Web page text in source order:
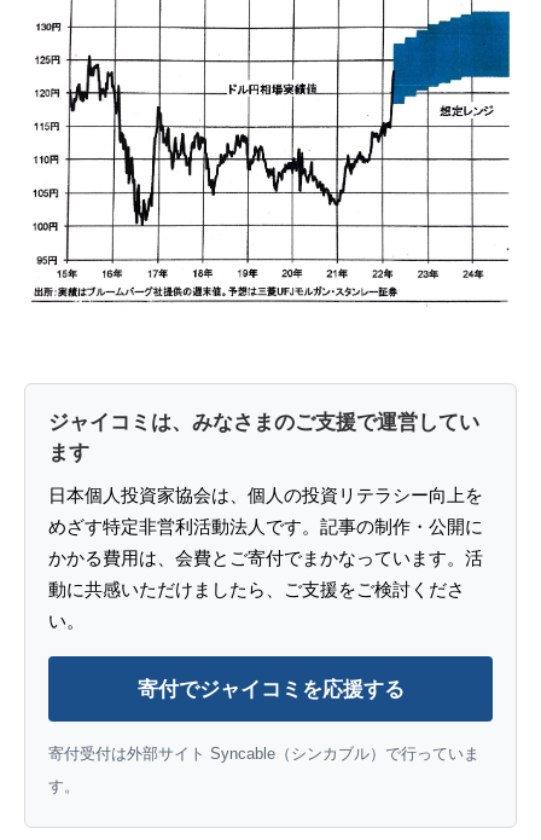
ジャイコミは、みなさまのご支援で運営してい
ます
日本個人投資家協会は、個人の投資リテラシー向上を
めざす特定非営利活動法人です。記事の制作・公開に
かかる費用は、会費とご寄付でまかなっています。活
動に共感いただけましたら、ご支援をご検討くださ
い。
寄付でジャイコミを応援する
寄付受付は外部サイト Syncable（シンカブル）で行っていま
す。